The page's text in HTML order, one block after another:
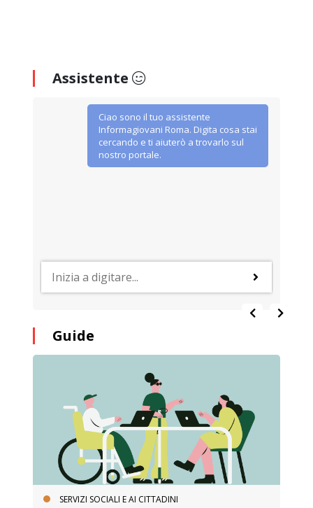
Assistente
Ciao sono il tuo assistente
Informagiovani Roma. Digita cosa stai
cercando e ti aiuterò a trovarlo sul
nostro portale.
Guide
SERVIZI SOCIALI E AI CITTADINI